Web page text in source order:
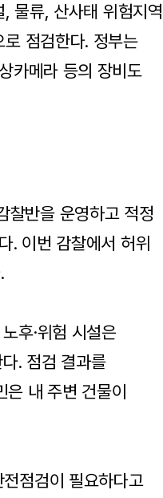
물류, 산사태 위험지역
점검한다. 정부는
카메라 등의 장비도
찰반을 운영하고 적정
. 이번 감찰에서 허위
후·위험 시설은
. 점검 결과를
내 주변 건물이
점검이 필요하다고